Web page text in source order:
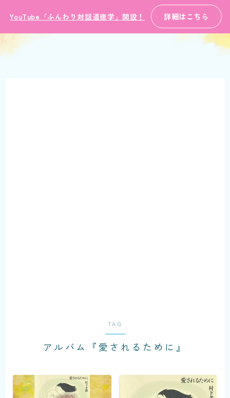
YouTube「ふんわり対話道徳学」開設！ 詳細はこちら
TAG
アルバム『愛されるために』